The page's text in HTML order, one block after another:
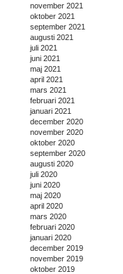
november 2021
oktober 2021
september 2021
augusti 2021
juli 2021
juni 2021
maj 2021
april 2021
mars 2021
februari 2021
januari 2021
december 2020
november 2020
oktober 2020
september 2020
augusti 2020
juli 2020
juni 2020
maj 2020
april 2020
mars 2020
februari 2020
januari 2020
december 2019
november 2019
oktober 2019